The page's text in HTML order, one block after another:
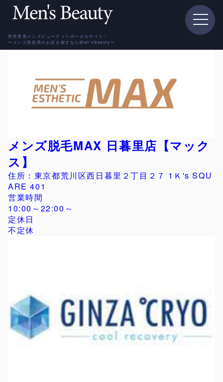
男性専用メンズビューティーポータルサイト！
〜メンズ美容系のお店を探すならMen'sBeauty〜
メンズ脱毛MAX 日暮里店【マック
ス】
住所：東京都荒川区西日暮里２丁目２７ 1Ｋ's SQU
ARE 401
営業時間
10:00～22:00～
定休日
不定休